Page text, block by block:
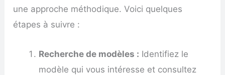
une approche méthodique. Voici quelques
étapes à suivre :
Recherche de modèles : Identifiez le
modèle qui vous intéresse et consultez